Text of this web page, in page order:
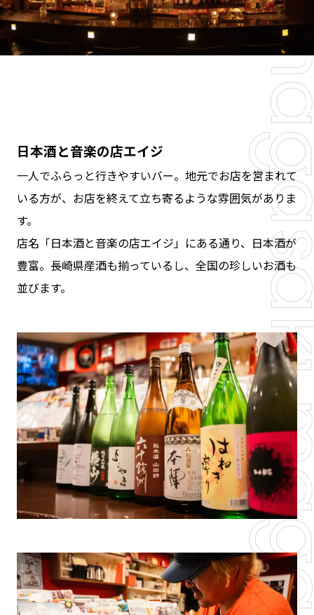
日本酒と音楽の店エイジ
一人でふらっと行きやすいバー。地元でお店を営まれて
いる方が、お店を終えて立ち寄るような雰囲気がありま
す。
店名「日本酒と音楽の店エイジ」にある通り、日本酒が
豊富。長崎県産酒も揃っているし、全国の珍しいお酒も
並びます。